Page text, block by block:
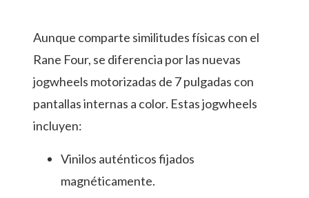
Aunque comparte similitudes físicas con el
Rane Four, se diferencia por las nuevas
jogwheels motorizadas de 7 pulgadas con
pantallas internas a color. Estas jogwheels
incluyen:
Vinilos auténticos fijados
magnéticamente.